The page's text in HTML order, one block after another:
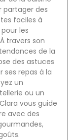
partager des
faciles à
les
travers son
de la
des astuces
ses repas à la
un
ou un
vous guide
avec des